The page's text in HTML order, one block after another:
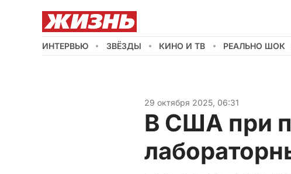
ИНТЕРВЬЮ ЗВЁЗДЫ КИНО И ТВ РЕАЛЬНО ШОК
29 октября 2025, 06:31
В США при